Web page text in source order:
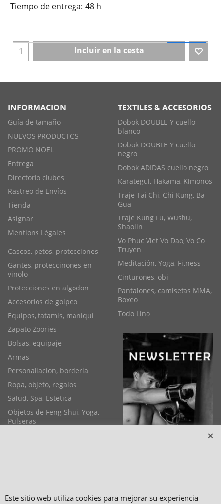
Tiempo de entrega: 48 h
Incluir en la cesta
INFORMACION
Guía de tamaño
NUEVOS PRODUCTOS
PROMO NOEL
Entrega
Directorio clubes
Rastreo de Envíos
Tienda
Asignar
Mentions Légales
TEXTILES & ACCESORIOS
Dobok DOUBLE Y cuello
blanco
Dobok DOUBLE Y cuello
negro
Dobok ADIDAS cuello negro
Karategui, Hakama, Kimonos
Traje Tai Chi, Chi Kung, Ba
Gua
Traje Kung Fu, Wushu,
Shaolin
Vo Phuc Viet Vo Dao, Vo Co
Truyen
Meditación, Yoga, Fitness
Cinturones, obi
Pantalones, camisetas MMA,
Boxeo
Todo Lino
Cascos, petos, protecciones
Gantes, proteccinones en
vinolo
Protecciones en algodon
Accesorios de golpeo
Equipos, tatamis, maniqui
Zapato Zoories
Bolsas, equipaje
Armas
Personaliacion, borderia
Ropa, objeto, regalos
Salud, Spa, Estética
Objetos de Feng Shui, Yoga,
Pulseras
Este sitio web utiliza cookies para mejorar su experiencia